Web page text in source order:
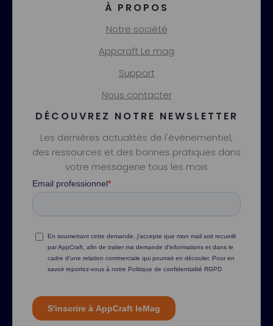
À PROPOS
Notre société
Appcraft Le mag
Support
Nous contacter
DÉCOUVREZ NOTRE NEWSLETTER
Les dernières actualités de l'événementiel,
des ressources et des bonnes pratiques dans
votre messagerie tous les mois